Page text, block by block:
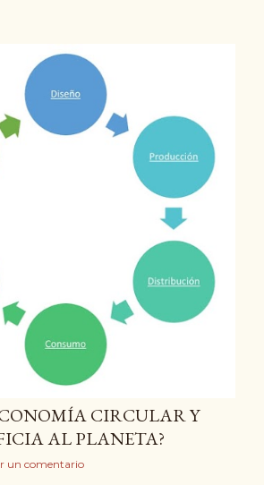
CIRCULAR Y
AL PLANETA?
un comentario